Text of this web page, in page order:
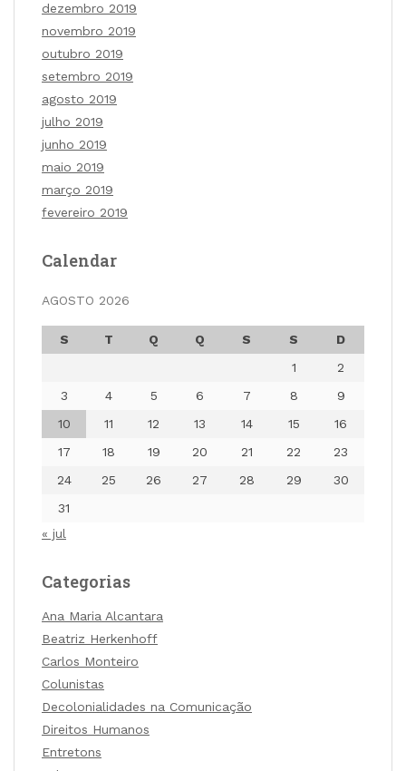
dezembro 2019
novembro 2019
outubro 2019
setembro 2019
agosto 2019
julho 2019
junho 2019
maio 2019
março 2019
fevereiro 2019
Calendar
AGOSTO 2026
S T Q Q S S
D
1
2
3
4 5 6 7 8
9
10
11 12 13 14 15
16
17
18 19 20 21 22
23
24
25 26 27 28 29
30
31
« jul
Categorias
Ana Maria Alcantara
Beatriz Herkenhoff
Carlos Monteiro
Colunistas
Decolonialidades na Comunicação
Direitos Humanos
Entretons